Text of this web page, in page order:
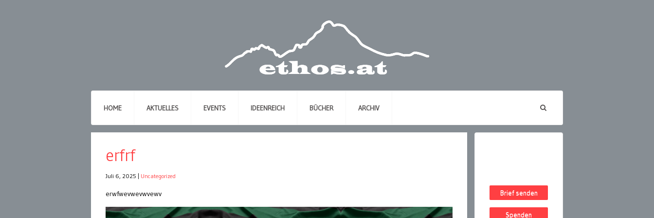
HOME AKTUELLES EVENTS IDEENREICH BÜCHER ARCHIV
erfrf
Juli 6, 2025 Uncategorized
erwfwevwevwvewv Brief senden
Spenden